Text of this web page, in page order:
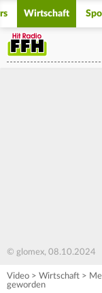
Wirtschaft
© glomex, 08.10.2024
Video > Wirtschaft >
geworden